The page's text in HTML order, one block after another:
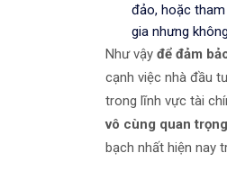
đảo, hoặc
gia nhưng
Như vậy để đảm
cạnh việc nhà đầu
trong lĩnh vực tài
vô cùng quan trọng
bạch nhất hiện nay